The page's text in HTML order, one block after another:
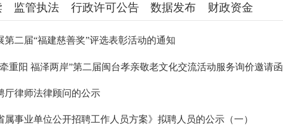
监管执法 行政许可公告 数据发布 财政资金
第二届“福建慈善奖”评选表彰活动的通知
重阳 福泽两岸”第二届闽台孝亲敬老文化交流活动服务询价邀请函
厅律师法律顾问的公示
属事业单位公开招聘工作人员方案》拟聘人员的公示（一）